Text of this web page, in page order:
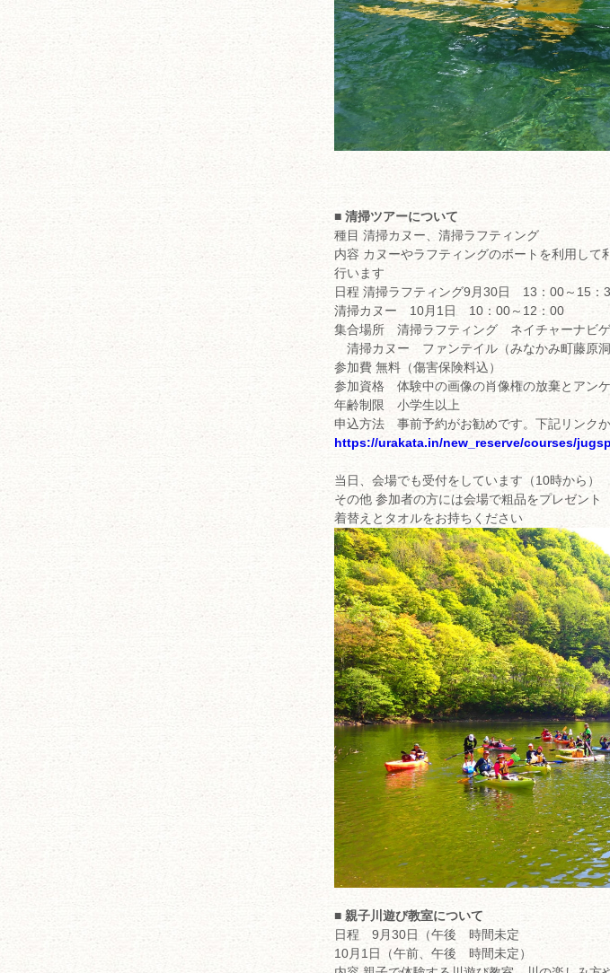
■ 清掃ツアーについて
種目 清掃カヌー、清掃ラフティング
内容 カヌーやラフティングのボートを利用し
行います
日程 清掃ラフティング9月30日 13：00～15：
清掃カヌー 10月1日 10：00～12：00
集合場所 清掃ラフティング ネイチャーナビゲ
清掃カヌー ファンテイル（みなかみ町藤原洞
参加費 無料（傷害保険料込）
参加資格 体験中の画像の肖像権の放棄とアン
年齢制限 小学生以上
申込方法 事前予約がお勧めです。下記リンク
https://urakata.in/new_reserve/courses/
当日、会場でも受付をしています（10時から）
その他 参加者の方には会場で粗品をプレゼント
着替えとタオルをお持ちください
■ 親子川遊び教室について
日程 9月30日（午後 時間未定
10月1日（午前、午後 時間未定）